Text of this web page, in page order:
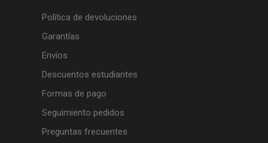
Política de devoluciones
Garantías
Envíos
Descuentos estudiantes
Formas de pago
Seguimiento pedidos
Preguntas frecuentes